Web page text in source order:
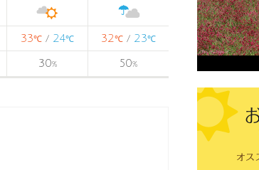
33℃ / 24℃ 32℃ / 23℃
30% 50%